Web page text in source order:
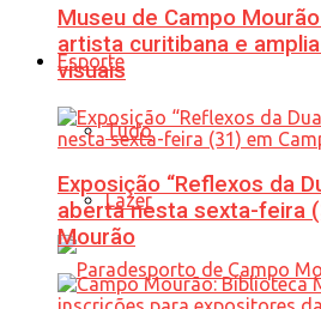
Esporte
Tudo
Lazer
Museu de Campo
artista curitibana e
visuais
Exposição “Reflexos da
aberta nesta sexta-feira
Mourão